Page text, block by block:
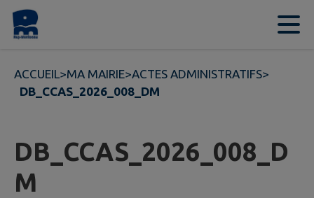
Contenu
ACCUEIL>MA MAIRIE>ACTES ADMINISTRATIFS>
DB_CCAS_2026_008_DM
DB_CCAS_2026_008_D
M